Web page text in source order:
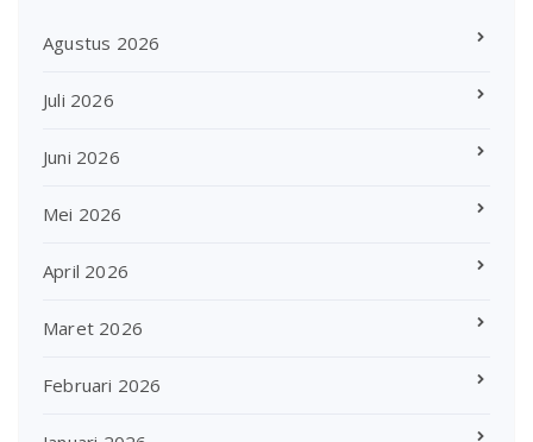
Agustus 2026
Juli 2026
Juni 2026
Mei 2026
April 2026
Maret 2026
Februari 2026